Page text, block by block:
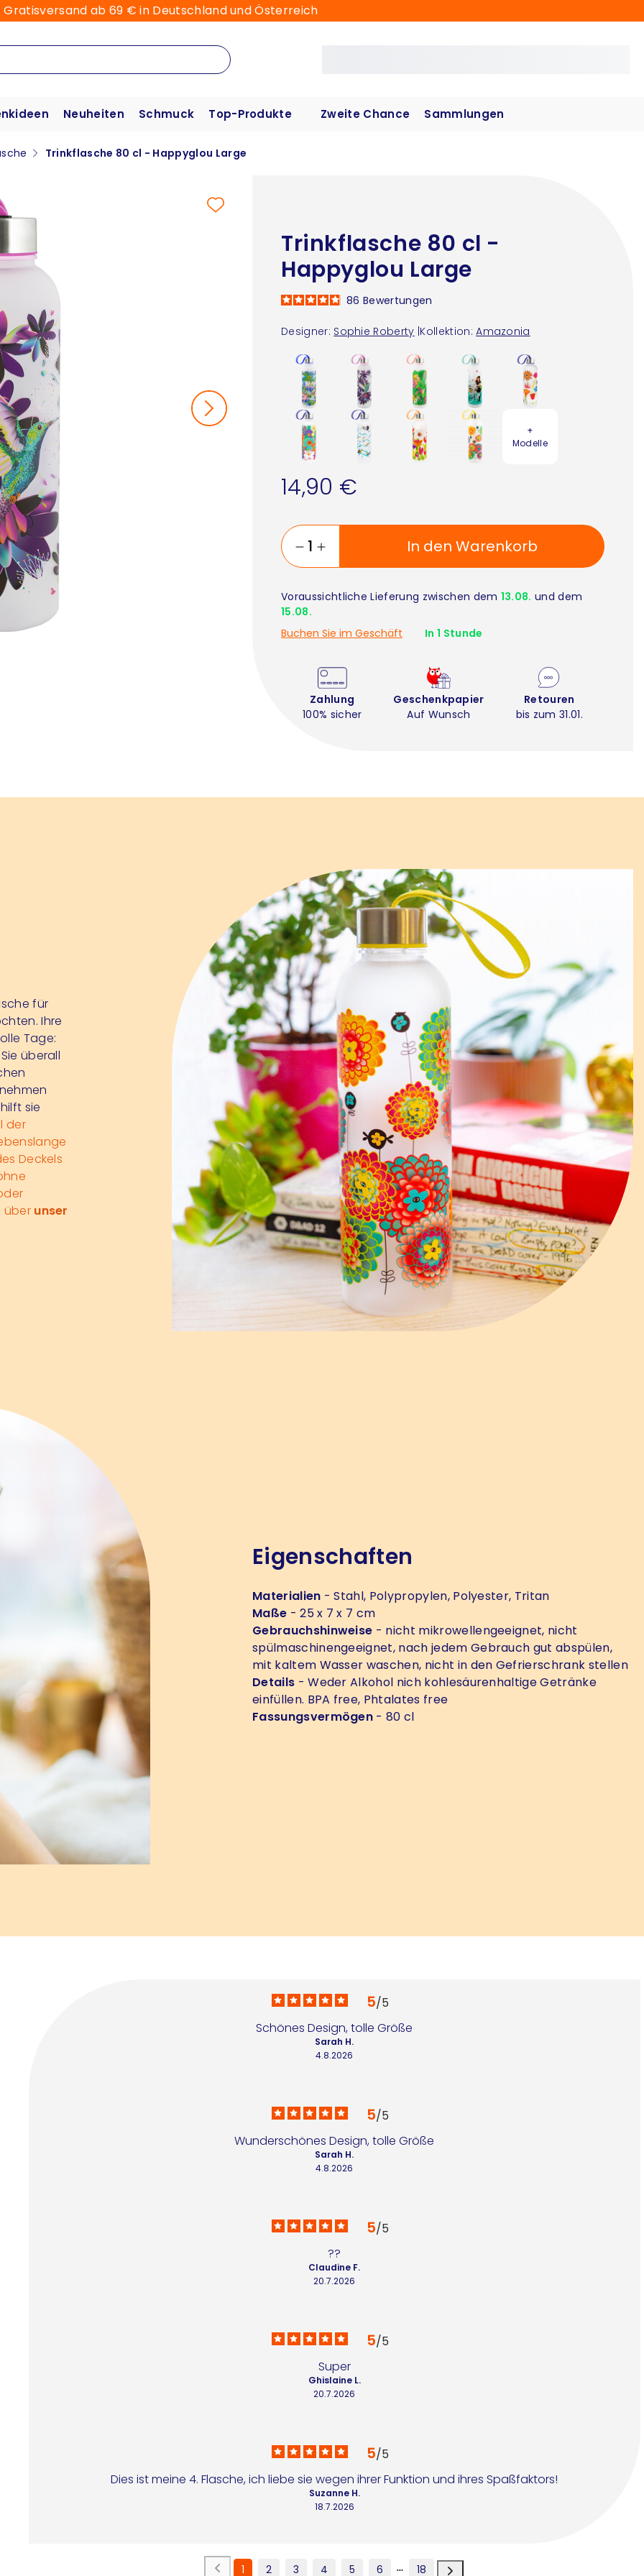
Gratisversand ab 69 € in Deutschland und Österreich
Neuheiten Schmuck Top-Produkte Zweite Chance Sammlungen
Trinkflasche 80 cl - Happyglou Large
Trinkflasche 80 cl -
Happyglou Large
Designer: Sophie Roberty Kollektion: Amazonia
86 Bewertungen
+
Modelle
14,90 €
In den Warenkorb
Voraussichtliche Lieferung zwischen dem 13.08. und dem
15.08.
Buchen Sie im Geschäft
In 1 Stunde
Zahlung
100% sicher
Geschenkpapier
Auf Wunsch
Retouren
bis zum 31.01.
für
Ihre
Tage:
überall
sie
der
Deckels
über unser
Eigenschaften
Materialien - Stahl, Polypropylen, Polyester, Tritan
Maße - 25 x 7 x 7 cm
Gebrauchshinweise - nicht mikrowellengeeignet, nicht
spülmaschinengeeignet, nach jedem Gebrauch gut abspülen,
mit kaltem Wasser waschen, nicht in den Gefrierschrank stellen
Details - Weder Alkohol nich kohlesäurenhaltige Getränke
einfüllen. BPA free, Phtalates free
Fassungsvermögen - 80 cl
5/5
Schönes Design, tolle Größe
4.8.2026
Sarah H.
5/5
Wunderschönes Design, tolle Größe
4.8.2026
Sarah H.
5/5
??
20.7.2026
Claudine F.
5/5
Super
20.7.2026
Ghislaine L.
5/5
Dies ist meine 4. Flasche, ich liebe sie wegen ihrer Funktion und ihres Spaßfaktors!
18.7.2026
Suzanne H.
1 2 3 4 5 6 18